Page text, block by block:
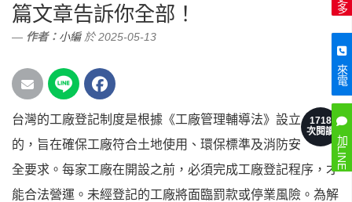
來電
加LINE
篇文章告訴你全部！
作者： 小編於 2025-05-13
1718
次閱讀
台灣的工廠登記制度是根據《工廠管理輔導法》設立
的，旨在確保工廠符合土地使用、環保標準及消防安
全要求。每家工廠在開設之前，必須完成工廠登記程序，才
能合法營運。未經登記的工廠將面臨罰款或停業風險。為解